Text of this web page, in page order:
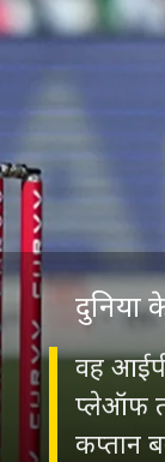
वह
प्‍लेऑफ
कप्‍तान
दुनिया